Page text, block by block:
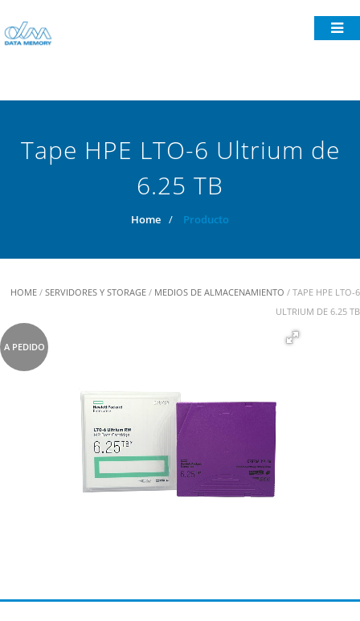
Tape HPE LTO-6 Ultrium de
6.25 TB
Home / Producto
HOME / SERVIDORES Y STORAGE / MEDIOS DE ALMACENAMIENTO / TAPE HPE LTO-6
ULTRIUM DE 6.25 TB
A PEDIDO